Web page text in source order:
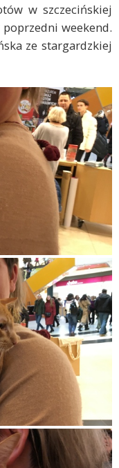
w szczecińskiej
weekend.
ze stargardzkiej